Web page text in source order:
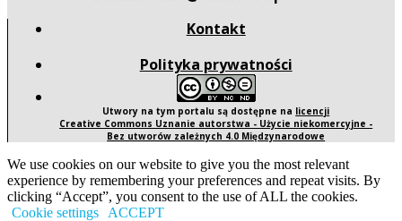
Kontakt
Polityka prywatności
Utwory na tym portalu są dostępne na licencji
Creative Commons Uznanie autorstwa - Użycie niekomercyjne -
Bez utworów zależnych 4.0 Międzynarodowe
We use cookies on our website to give you the most relevant
experience by remembering your preferences and repeat visits. By
clicking “Accept”, you consent to the use of ALL the cookies.
Cookie settings
ACCEPT